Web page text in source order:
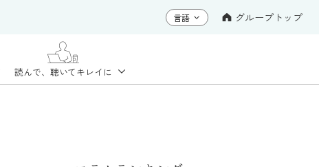
グループトップ
読んで、聴いてキレイに